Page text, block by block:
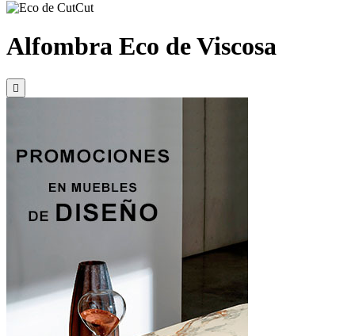
Alfombra Eco de Viscosa
